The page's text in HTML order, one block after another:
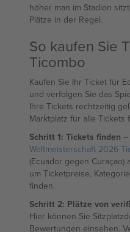
höher man im Stadion
Plätze in der Regel.
So kaufen Sie
Ticombo
Kaufen Sie Ihr Ticket für
und verfolgen Sie das
Ihre Tickets rechtzeitig
Marktplatz für alle Tickets
Schritt 1: Tickets finden –
Weltmeisterschaft 2026
(Ecuador gegen
um Ticketpreise,
finden.
Schritt 2: Plätze von
Hier können Sie
Bewertungen einsehen.